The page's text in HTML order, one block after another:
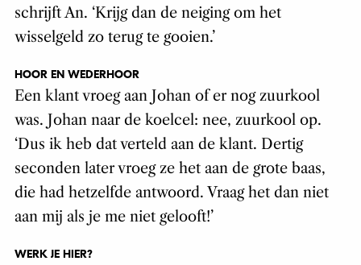
schrijft An. ‘Krijg dan de neiging om het
wisselgeld zo terug te gooien.’
HOOR EN WEDERHOOR
Een klant vroeg aan Johan of er nog zuurkool
was. Johan naar de koelcel: nee, zuurkool op.
‘Dus ik heb dat verteld aan de klant. Dertig
seconden later vroeg ze het aan de grote baas,
die had hetzelfde antwoord. Vraag het dan niet
aan mij als je me niet gelooft!’
WERK JE HIER?